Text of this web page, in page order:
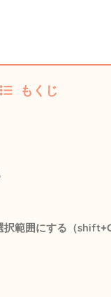
もくじ
範囲にする（